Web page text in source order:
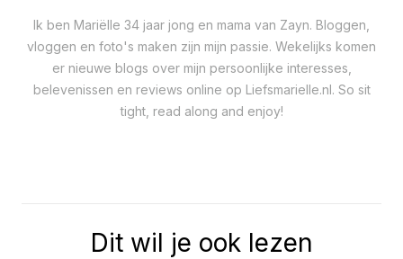
Ik ben Mariëlle 34 jaar jong en mama van Zayn. Bloggen,
vloggen en foto's maken zijn mijn passie. Wekelijks komen
er nieuwe blogs over mijn persoonlijke interesses,
belevenissen en reviews online op Liefsmarielle.nl. So sit
tight, read along and enjoy!
Dit wil je ook lezen